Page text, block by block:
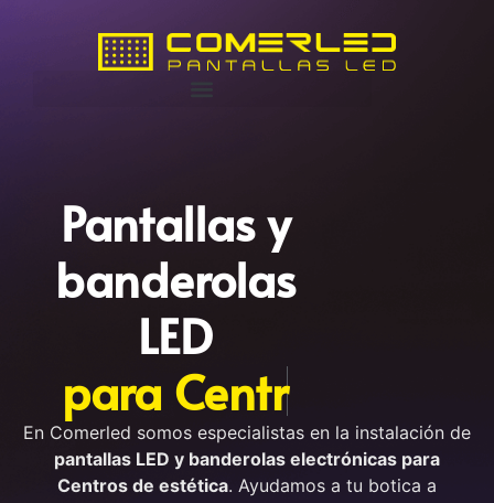
Pantallas y
banderolas
LED
paraCentros
deest
En Comerled somos especialistas en la instalación de